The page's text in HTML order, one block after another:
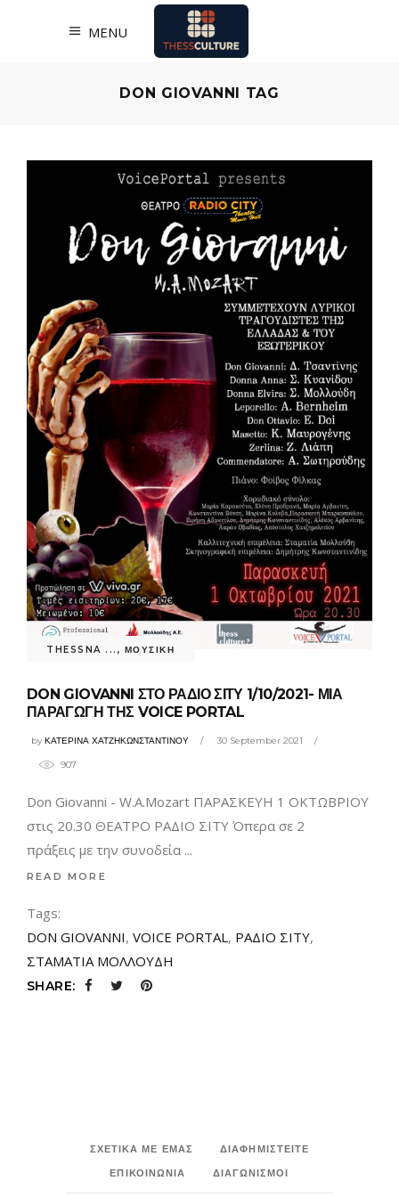
MENU
DON GIOVANNI TAG
THESSNA ... , ΜΟΥΣΙΚΗ
DON GIOVANNI ΣΤΟ ΡΑΔΙΟ ΣΙΤΥ 1/10/2021- ΜΙΑ
ΠΑΡΑΓΩΓΗ ΤΗΣ VOICE PORTAL
byΚΑΤΕΡΙΝΑ ΧΑΤΖΗΚΩΝΣΤΑΝΤΙΝΟΥ 30 September 2021
907
Don Giovanni - W.A.Mozart ΠΑΡΑΣΚΕΥΗ 1 ΟΚΤΩΒΡΙΟΥ
στις 20.30 ΘΕΑΤΡΟ ΡΑΔΙΟ ΣΙΤΥ Όπερα σε 2
πράξεις με την συνοδεία
READ MORE
Tags:
DON GIOVANNI, VOICE PORTAL, ΡΑΔΙΟ ΣΙΤΥ,
ΣΤΑΜΑΤΙΑ ΜΟΛΛΟΥΔΗ
SHARE:
ΣΧΕΤΙΚΑ ΜΕ ΕΜΑΣ
ΔΙΑΦΗΜΙΣΤΕΙΤΕ
ΕΠΙΚΟΙΝΩΝΙΑ
ΔΙΑΓΩΝΙΣΜΟΙ